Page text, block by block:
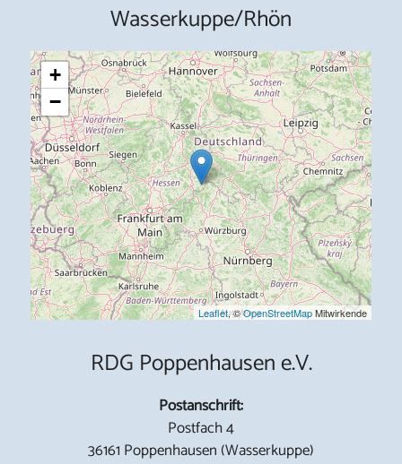
Wasserkuppe/Rhön
+
−
Leaflet, ©OpenStreetMapMitwirkende
RDG Poppenhausen e.V.
Postanschrift:
Postfach 4
36161 Poppenhausen (Wasserkuppe)